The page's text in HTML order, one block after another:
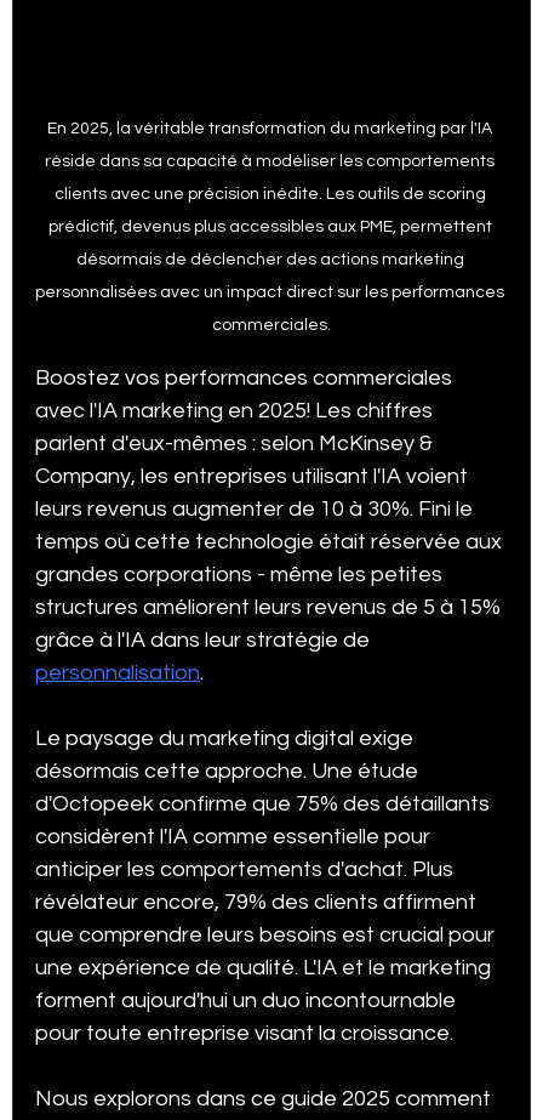
ai marketing
trucs et Astuces Google shopping SEO Services
Statistiques Vidéos Tik Tok Agence SEO à Québec
Stratégie Digitale Étude de cas
Expérience Client & CRM
En 2025, la véritable transformation du marketing par l'IA
réside dans sa capacité à modéliser les comportements
clients avec une précision inédite. Les outils de scoring
prédictif, devenus plus accessibles aux PME, permettent
désormais de déclencher des actions marketing
personnalisées avec un impact direct sur les performances
commerciales.
Boostez vos performances commerciales
avec l'IA marketing en 2025! Les chiffres
parlent d'eux-mêmes : selon McKinsey &
Company, les entreprises utilisant l'IA voient
leurs revenus augmenter de 10 à 30%. Fini le
temps où cette technologie était réservée aux
grandes corporations - même les petites
structures améliorent leurs revenus de 5 à 15%
grâce à l'IA dans leur stratégie de
personnalisation.
Le paysage du marketing digital exige
désormais cette approche. Une étude
d'Octopeek confirme que 75% des détaillants
considèrent l'IA comme essentielle pour
anticiper les comportements d'achat. Plus
révélateur encore, 79% des clients affirment
que comprendre leurs besoins est crucial pour
une expérience de qualité. L'IA et le marketing
forment aujourd'hui un duo incontournable
pour toute entreprise visant la croissance.
Nous explorons dans ce guide 2025 comment